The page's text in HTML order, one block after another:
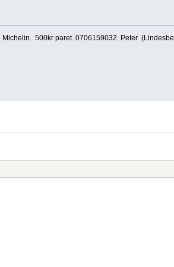
Michelin. 500kr paret. 0706159032 Peter